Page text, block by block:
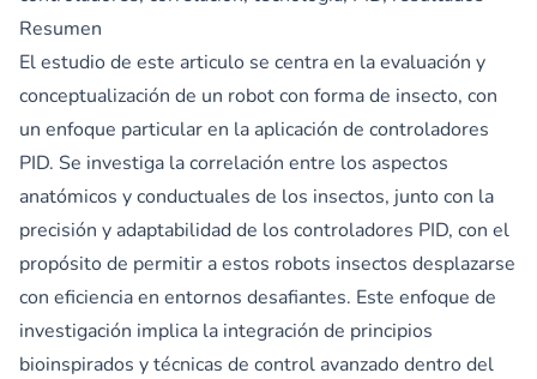
Resumen
El estudio de este articulo se centra en la evaluación y
conceptualización de un robot con forma de insecto, con
un enfoque particular en la aplicación de controladores
PID. Se investiga la correlación entre los aspectos
anatómicos y conductuales de los insectos, junto con la
precisión y adaptabilidad de los controladores PID, con el
propósito de permitir a estos robots insectos desplazarse
con eficiencia en entornos desafiantes. Este enfoque de
investigación implica la integración de principios
bioinspirados y técnicas de control avanzado dentro del